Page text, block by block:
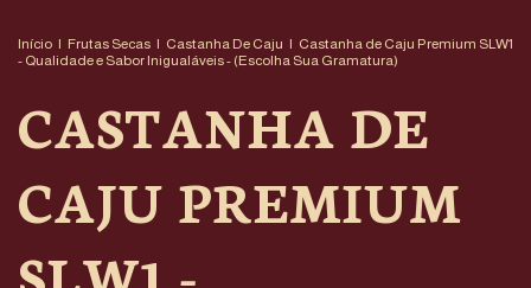
Início | Frutas Secas | Castanha De Caju | Castanha de Caju Premium SLW1
- Qualidade e Sabor Inigualáveis - (Escolha Sua Gramatura)
CASTANHA DE
CAJU PREMIUM